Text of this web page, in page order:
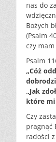
nas do
Bożych
(Psalm
czy
Psalm
„Cóż
„Jak
które mi
Czy
pragnąć
radości